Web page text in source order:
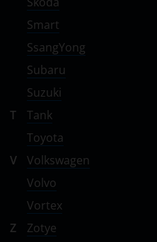
Smart
SsangYong
Subaru
Suzuki
T
Tank
Toyota
V
Volkswagen
Volvo
Vortex
Z
Zotye